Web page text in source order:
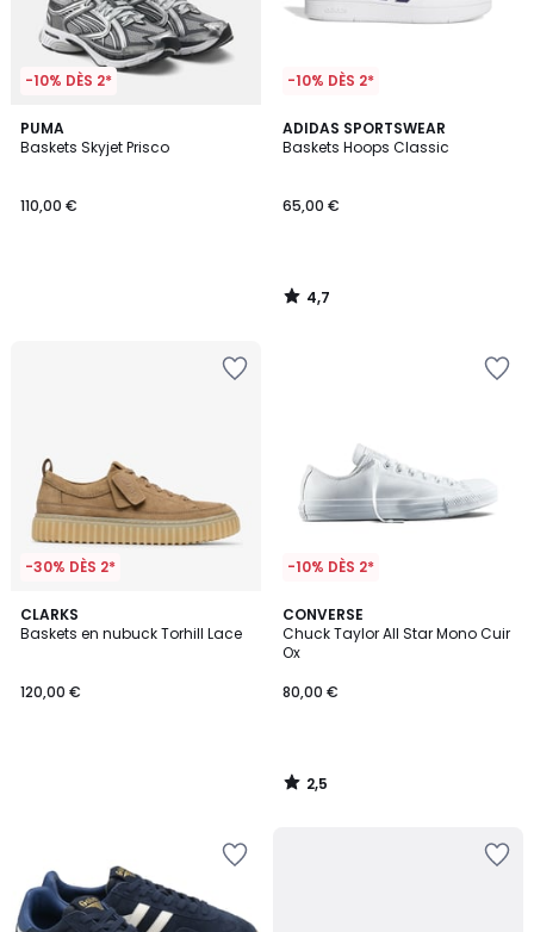
-10% DÈS 2*
PUMA
Baskets Skyjet Prisco
110,00 €
-10% DÈS 2*
ADIDAS SPORTSWEAR
Baskets Hoops Classic
65,00 €
4,7
/ 5
4,7
/
-30% DÈS 2*
CLARKS
Baskets en nubuck Torhill Lace
120,00 €
-10% DÈS 2*
CONVERSE
Chuck Taylor All Star Mono Cuir
Ox
80,00 €
2,5
/ 5
2,5
/